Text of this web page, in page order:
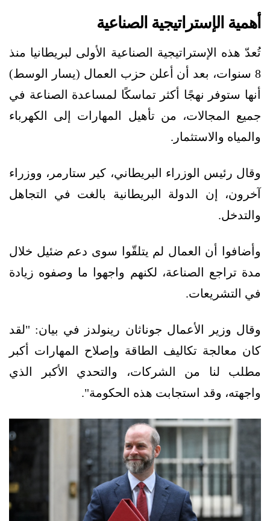
أهمية الإستراتيجية الصناعية
تُعدّ هذه الإستراتيجية الصناعية الأولى لبريطانيا منذ
8 سنوات، بعد أن أعلن حزب العمال (يسار الوسط)
أنها ستوفر نهجًا أكثر تماسكًا لمساعدة الصناعة في
جميع المجالات، من تأهيل المهارات إلى الكهرباء
والمياه والاستثمار.
وقال رئيس الوزراء البريطاني، كير ستارمر، ووزراء
آخرون، إن الدولة البريطانية بالغت في التجاهل
والتدخل.
وأضافوا أن العمال لم يتلقّوا سوى دعم ضئيل خلال
مدة تراجع الصناعة، لكنهم واجهوا ما وصفوه زيادة
في التشريعات.
وقال وزير الأعمال جوناثان رينولدز في بيان: "لقد
كان معالجة تكاليف الطاقة وإصلاح المهارات أكبر
مطلب لنا من الشركات، والتحدي الأكبر الذي
واجهته، وقد استجابت هذه الحكومة".